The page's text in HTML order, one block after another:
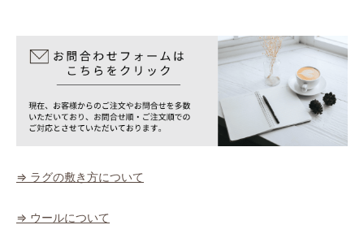
⇒ ラグの敷き方について
⇒ ウールについて